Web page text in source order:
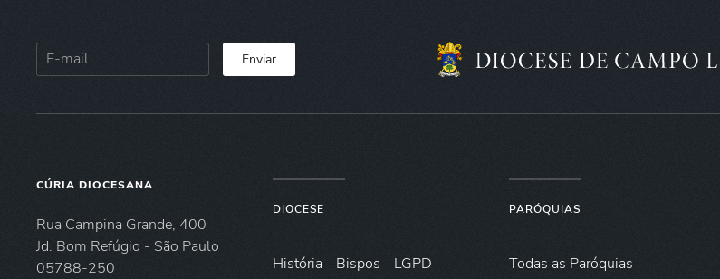
Enviar
CÚRIA DIOCESANA
Rua Campina Grande, 400
Jd. Bom Refúgio - São Paulo
05788-250
DIOCESE
História Bispos LGPD
PARÓQUIAS
Todas as Paróquias